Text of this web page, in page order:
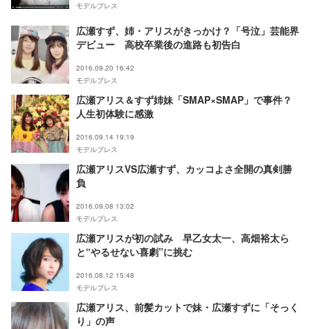
モデルプレス
広瀬すず、姉・アリスがきっかけ？「号泣」芸能界
デビュー 高校卒業後の進路も初告白
2016.09.20 16:42
モデルプレス
広瀬アリス＆すず姉妹「SMAP×SMAP」で事件？
人生初体験に感激
2016.09.14 19:19
モデルプレス
広瀬アリスVS広瀬すず、カッコよさ全開の真剣勝
負
2016.09.08 13:02
モデルプレス
広瀬アリスが初の試み 早乙女太一、高畑裕太ら
と“やるせない喜劇”に挑む
2016.08.12 15:48
モデルプレス
広瀬アリス、前髪カットで妹・広瀬すずに「そっく
り」の声